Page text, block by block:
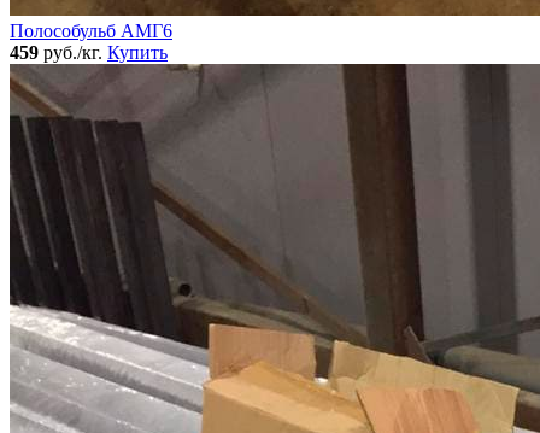
Полособульб АМГ6
459 руб./кг. Купить